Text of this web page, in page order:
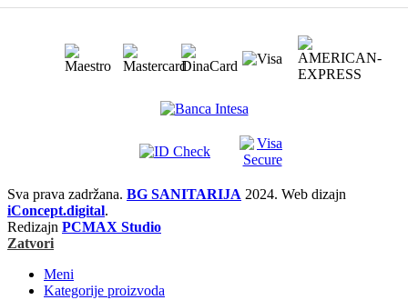
Sva prava zadržana. BG SANITARIJA 2024. Web dizajn
iConcept.digital.
Redizajn PCMAX Studio
Zatvori
Meni
Kategorije proizvoda